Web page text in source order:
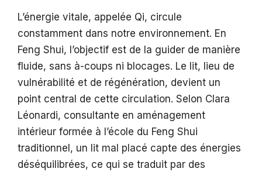
L’énergie vitale, appelée Qi, circule
constamment dans notre environnement. En
Feng Shui, l’objectif est de la guider de manière
fluide, sans à-coups ni blocages. Le lit, lieu de
vulnérabilité et de régénération, devient un
point central de cette circulation. Selon Clara
Léonardi, consultante en aménagement
intérieur formée à l’école du Feng Shui
traditionnel, un lit mal placé capte des énergies
déséquilibrées, ce qui se traduit par des